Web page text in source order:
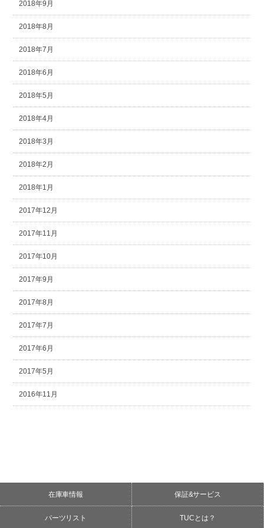
2018年9月
2018年8月
2018年7月
2018年6月
2018年5月
2018年4月
2018年3月
2018年2月
2018年1月
2017年12月
2017年11月
2017年10月
2017年9月
2017年8月
2017年7月
2017年6月
2017年5月
2016年11月
在庫車情報 保証&サービス
パーツリスト TUCとは？